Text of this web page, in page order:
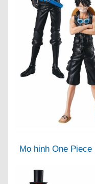
Mo hinh One Piece